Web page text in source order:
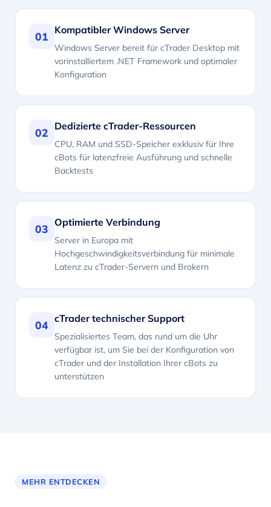
01 Kompatibler Windows Server
Windows Server bereit für cTrader Desktop mit
vorinstalliertem .NET Framework und optimaler
Konfiguration
02 Dedizierte cTrader-Ressourcen
CPU, RAM und SSD-Speicher exklusiv für Ihre
cBots für latenzfreie Ausführung und schnelle
Backtests
03 Optimierte Verbindung
Server in Europa mit
Hochgeschwindigkeitsverbindung für minimale
Latenz zu cTrader-Servern und Brokern
04 cTrader technischer Support
Spezialisiertes Team, das rund um die Uhr
verfügbar ist, um Sie bei der Konfiguration von
cTrader und der Installation Ihrer cBots zu
unterstützen
MEHR ENTDECKEN